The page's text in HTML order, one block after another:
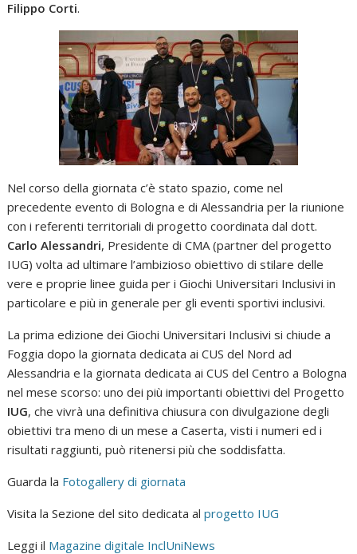
Filippo Corti.
Nel corso della giornata c’è stato spazio, come nel
precedente evento di Bologna e di Alessandria per la riunione
con i referenti territoriali di progetto coordinata dal dott.
Carlo Alessandri, Presidente di CMA (partner del progetto
IUG) volta ad ultimare l’ambizioso obiettivo di stilare delle
vere e proprie linee guida per i Giochi Universitari Inclusivi in
particolare e più in generale per gli eventi sportivi inclusivi.
La prima edizione dei Giochi Universitari Inclusivi si chiude a
Foggia dopo la giornata dedicata ai CUS del Nord ad
Alessandria e la giornata dedicata ai CUS del Centro a Bologna
nel mese scorso: uno dei più importanti obiettivi del Progetto
IUG, che vivrà una definitiva chiusura con divulgazione degli
obiettivi tra meno di un mese a Caserta, visti i numeri ed i
risultati raggiunti, può ritenersi più che soddisfatta.
Guarda la Fotogallery di giornata
Visita la Sezione del sito dedicata alprogetto IUG
Leggi il Magazine digitale InclUniNews